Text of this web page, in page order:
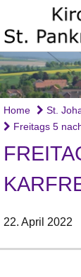
Home St.
Freitags 5
22. April 2022